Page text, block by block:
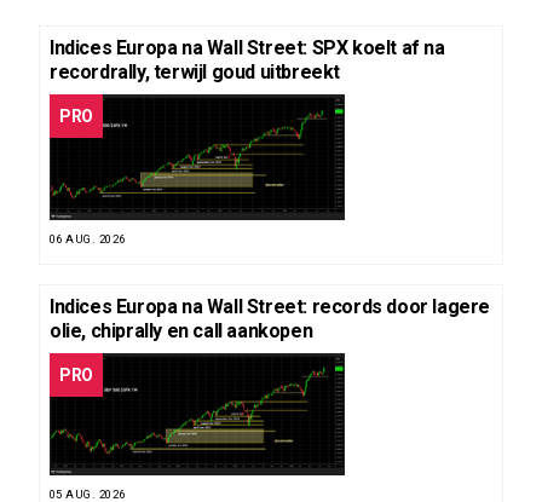
Indices Europa na Wall Street: SPX koelt af na
recordrally, terwijl goud uitbreekt
PRO
06 AUG. 2026
Indices Europa na Wall Street: records door lagere
olie, chiprally en call aankopen
PRO
05 AUG. 2026